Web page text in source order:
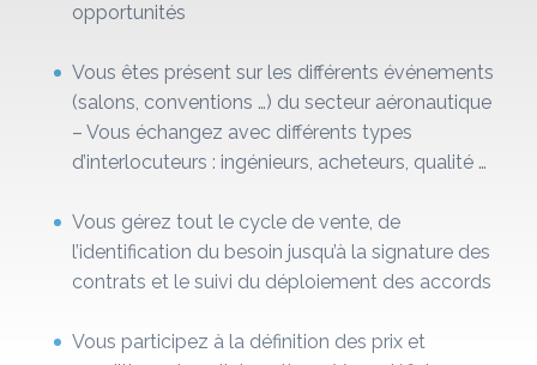
opportunités
Vous êtes présent sur les différents événements
(salons, conventions …) du secteur aéronautique
– Vous échangez avec différents types
d’interlocuteurs : ingénieurs, acheteurs, qualité …
Vous gérez tout le cycle de vente, de
l’identification du besoin jusqu’à la signature des
contrats et le suivi du déploiement des accords
Vous participez à la définition des prix et